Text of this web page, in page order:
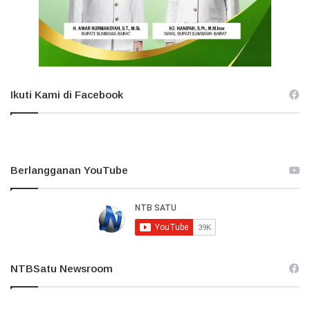
Ikuti Kami di Facebook
Berlangganan YouTube
NTBSatu Newsroom